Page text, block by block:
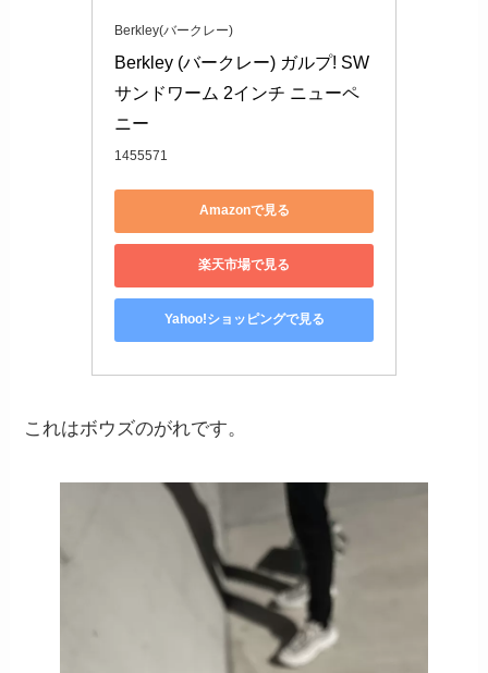
Berkley(バークレー)
Berkley (バークレー) ガルプ! SW
サンドワーム 2インチ ニューペ
ニー
1455571
Amazonで見る
楽天市場で見る
Yahoo!ショッピングで見る
これはボウズのがれです。